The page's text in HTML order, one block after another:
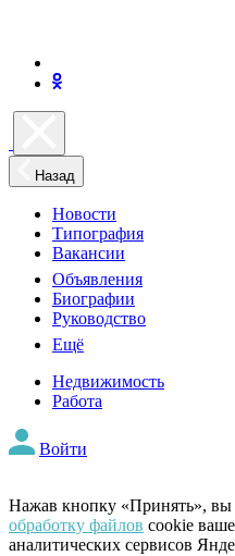
Назад
Новости
Типография
Вакансии
Объявления
Биографии
Руководство
Ещё
Недвижимость
Работа
Войти
Нажав кнопку «Принять», вы
обработку файлов cookie
аналитических сервисов